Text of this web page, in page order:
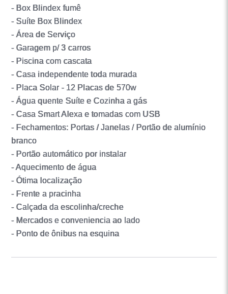
- Box Blindex fumê
- Suíte Box Blindex
- Área de Serviço
- Garagem p/ 3 carros
- Piscina com cascata
- Casa independente toda murada
- Placa Solar - 12 Placas de 570w
- Água quente Suíte e Cozinha a gás
- Casa Smart Alexa e tomadas com USB
- Fechamentos: Portas / Janelas / Portão de alumínio
branco
- Portão automático por instalar
- Aquecimento de água
- Ótima localização
- Frente a pracinha
- Calçada da escolinha/creche
- Mercados e conveniencia ao lado
- Ponto de ônibus na esquina